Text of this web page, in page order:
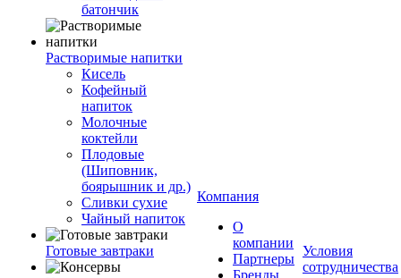
батончик
Растворимые напитки
Кисель
Кофейный
напиток
Молочные
коктейли
Плодовые
(Шиповник,
боярышник и др.)
Сливки сухие
Чайный напиток
Готовые завтраки
Компания
О
компании
Партнеры
Бренды
Условия
сотрудничества